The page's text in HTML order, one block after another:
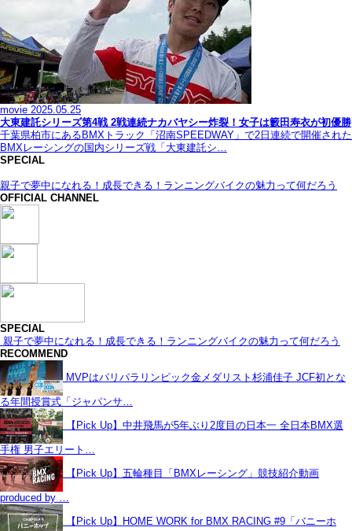
movie 2025.05.25
大東建託シリーズ第4戦 2戦連続ナカバヤシー炸裂！女子は籔田寿衣が初優勝
千葉県柏市にあるBMXトラック「沼南SPEEDWAY」で2日連続で開催された
BMXレーシングの国内シリーズ戦「大東建託シ…
SPECIAL
親子で夢中になれる！成長できる！ランニングバイクの魅力って何だろう
OFFICIAL CHANNEL
SPECIAL
親子で夢中になれる！成長できる！ランニングバイクの魅力って何だろう
RECOMMEND
MVPはパリパラリンピック金メダリスト杉浦佳子 JCF初とな
る年間授賞式「ジャパンサ…
【Pick Up】中井飛馬が5年ぶり2度目の日本一 全日本BMX選
手権 男子エリート…
【Pick Up】五輪種目「BMXレーシング」競技紹介動画
produced by …
【Pick Up】HOME WORK for BMX RACING #9「バニーホ